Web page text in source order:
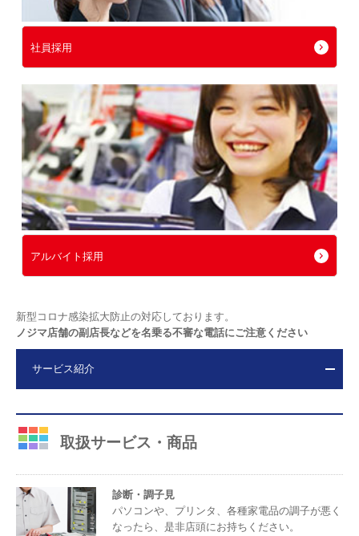
社員採用
アルバイト採用
新型コロナ感染拡大防止の対応しております。
ノジマ店舗の副店長などを名乗る不審な電話にご注意ください
サービス紹介
取扱サービス・商品
診断・調子見
パソコンや、プリンタ、各種家電品の調子が悪く
なったら、是非店頭にお持ちください。